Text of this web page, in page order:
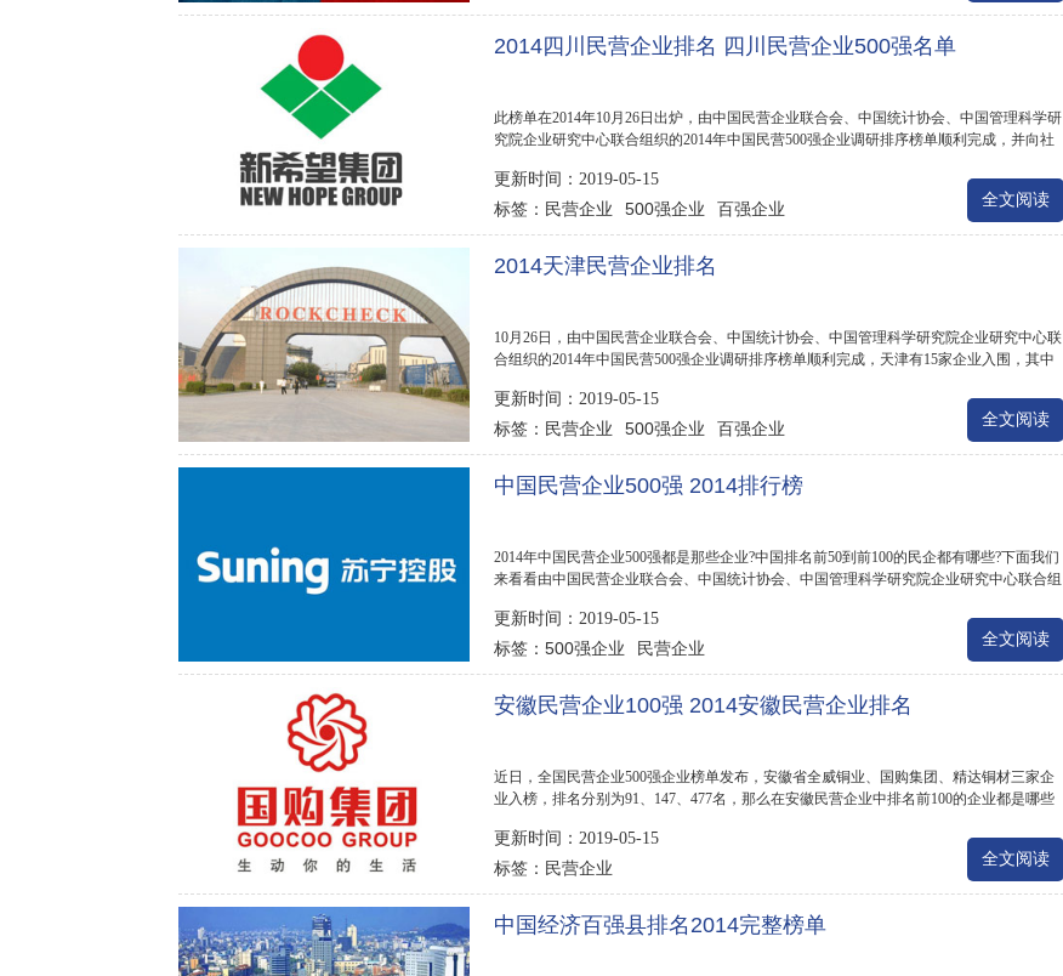
2014四川民营企业排名 四川民营企业500强名单
此榜单在2014年10月26日出炉，由中国民营企业联合会、中国统计协会、中国管理科学研
究院企业研究中心联合组织的2014年中国民营500强企业调研排序榜单顺利完成，并向社
更新时间：2019-05-15
标签： 民营企业 500强企业 百强企业 全文阅读
2014天津民营企业排名
10月26日，由中国民营企业联合会、中国统计协会、中国管理科学研究院企业研究中心联
合组织的2014年中国民营500强企业调研排序榜单顺利完成，天津有15家企业入围，其中
更新时间：2019-05-15
标签： 民营企业 500强企业 百强企业 全文阅读
中国民营企业500强 2014排行榜
2014年中国民营企业500强都是那些企业?中国排名前50到前100的民企都有哪些?下面我们
来看看由中国民营企业联合会、中国统计协会、中国管理科学研究院企业研究中心联合组
更新时间：2019-05-15
标签： 500强企业 民营企业 全文阅读
安徽民营企业100强 2014安徽民营企业排名
近日，全国民营企业500强企业榜单发布，安徽省全威铜业、国购集团、精达铜材三家企
业入榜，排名分别为91、147、477名，那么在安徽民营企业中排名前100的企业都是哪些
更新时间：2019-05-15
标签： 民营企业 全文阅读
中国经济百强县排名2014完整榜单